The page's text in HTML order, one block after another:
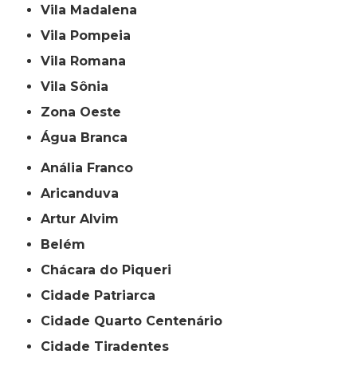
Vila Madalena
Vila Pompeia
Vila Romana
Vila Sônia
Zona Oeste
Água Branca
Anália Franco
Aricanduva
Artur Alvim
Belém
Chácara do Piqueri
Cidade Patriarca
Cidade Quarto Centenário
Cidade Tiradentes